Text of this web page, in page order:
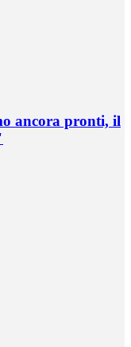
ancora pronti, il